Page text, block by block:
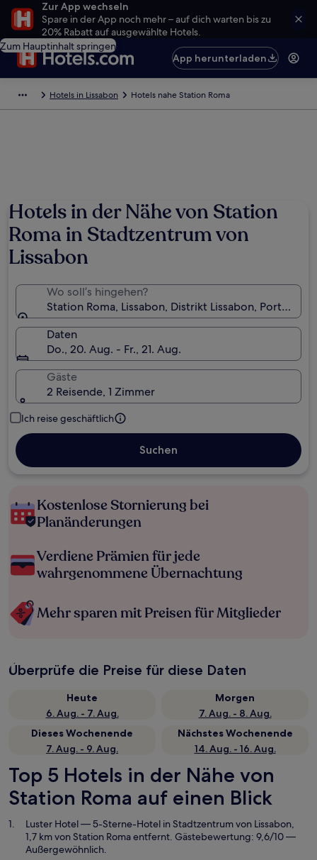
Zur App wechseln
Spare in der App noch mehr – auf dich warten bis zu
20% Rabatt auf ausgewählte Hotels.
Zum Hauptinhalt springen
App herunterladen
Hotels in Lissabon Hotels nahe Station Roma
Hotels in der Nähe von Station
Roma in Stadtzentrum von
Lissabon
Wo soll’s hingehen?
Station Roma, Lissabon, Distrikt Lissabon, Portugal
Daten
Do., 20. Aug. - Fr., 21. Aug.
Gäste
2 Reisende, 1 Zimmer
Ich reise geschäftlich
Suchen
Kostenlose Stornierung bei
Planänderungen
Verdiene Prämien für jede
wahrgenommene Übernachtung
Mehr sparen mit Preisen für Mitglieder
Überprüfe die Preise für diese Daten
Heute
6. Aug. - 7. Aug.
Morgen
7. Aug. - 8. Aug.
Dieses Wochenende
7. Aug. - 9. Aug.
Nächstes Wochenende
14. Aug. - 16. Aug.
Top 5 Hotels in der Nähe von
Station Roma auf einen Blick
Luster Hotel— 5-Sterne-Hotel in Stadtzentrum von Lissabon,
1,7 km von Station Roma entfernt. Gästebewertung: 9,6/10 —
Außergewöhnlich.